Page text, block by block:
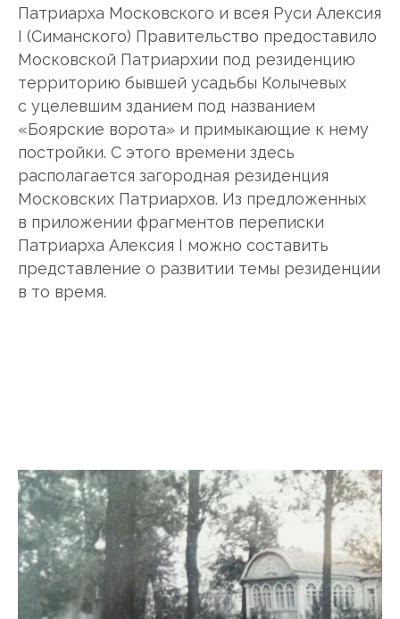
Патриарха Московского и всея Руси Алексия
I (Симанского) Правительство предоставило
Московской Патриархии под резиденцию
территорию бывшей усадьбы Колычевых
с уцелевшим зданием под названием
«Боярские ворота» и примыкающие к нему
постройки. С этого времени здесь
располагается загородная резиденция
Московских Патриархов. Из предложенных
в приложении фрагментов переписки
Патриарха Алексия I можно составить
представление о развитии темы резиденции
в то время.